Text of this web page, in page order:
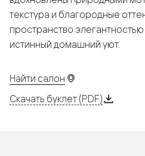
текстура и благородные
пространство
истинный домашний уют.
Найти салон
Скачать буклет (PDF)